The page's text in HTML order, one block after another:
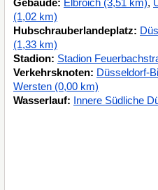
Gebäude: Elbroich (3,51 km),
(1,02 km)
Hubschrauberlandeplatz:
(1,33 km)
Stadion: Stadion
Verkehrsknoten: Düsseldorf-
Wersten (0,00 km)
Wasserlauf: Innere Südliche